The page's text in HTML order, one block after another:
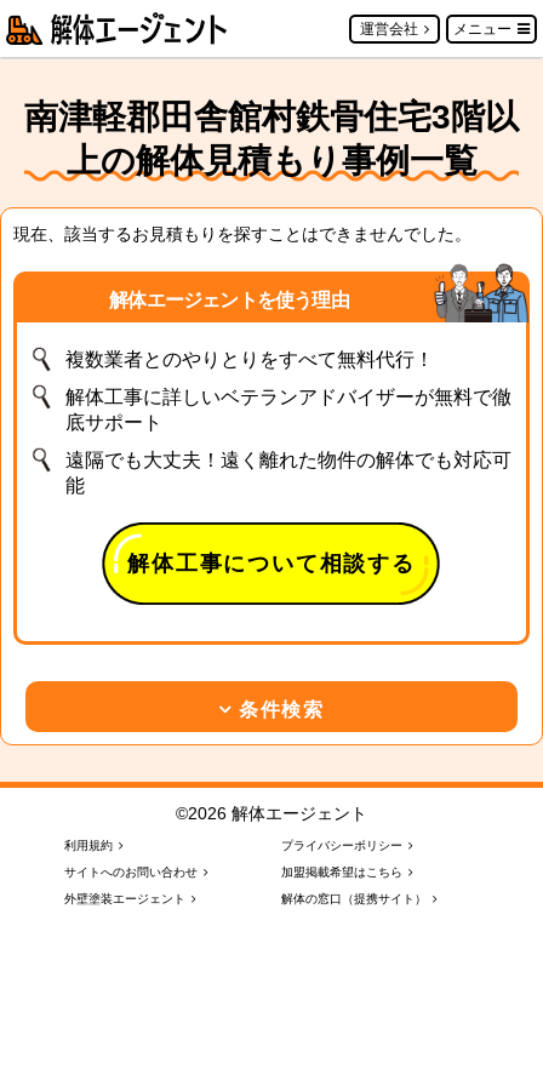
運営会社 メニュー
南津軽郡田舎館村鉄骨住宅3階以
上の解体見積もり事例一覧
現在、該当するお見積もりを探すことはできませんでした。
解体エージェントを使う理由
複数業者とのやりとりをすべて無料代行！
解体工事に詳しいベテランアドバイザーが無料で徹
底サポート
遠隔でも大丈夫！遠く離れた物件の解体でも対応可
能
解体工事について相談する
条件検索
©2026 解体エージェント
利用規約
プライバシーポリシー
サイトへのお問い合わせ
加盟掲載希望はこちら
外壁塗装エージェント
解体の窓口（提携サイト）